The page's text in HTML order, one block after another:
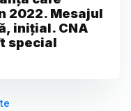
2022. Mesajul
inițial. CNA
special